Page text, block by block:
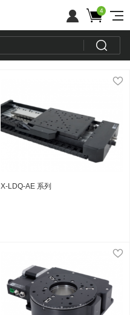
4
X-LDQ-AE 系列